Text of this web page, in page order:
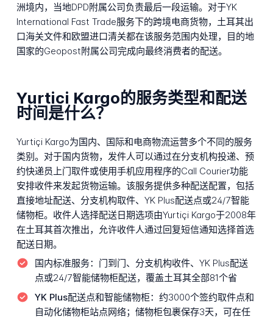
洲境内，当地DPD附属公司负责最后一段运输。对于YK
International Fast Trade服务下的跨境电商货物，土耳其出
口海关文件和欧盟进口清关都在该服务范围内处理，目的地
国家的Geopost附属公司完成向最终消费者的配送。
Yurtici Kargo的服务类型和配送
时间是什么？
Yurtiçi Kargo为国内、国际和电商物流运营多个不同的服务
类别。对于国内货物，发件人可以通过在分支机构投递、预
约快递员上门取件或使用手机应用程序的Call Courier功能
安排收件来发起货物运输。该服务提供多种配送配置，包括
直接地址配送、分支机构取件、YK Plus配送点或24/7智能
储物柜。收件人选择配送日期选项由Yurtiçi Kargo于2008年
在土耳其首次推出，允许收件人通过回复短信通知选择首选
配送日期。
国内标准服务： 门到门、分支机构收件、YK Plus配送
点或24/7智能储物柜配送，覆盖土耳其全部81个省
YK Plus配送点和智能储物柜： 约3000个签约取件点和
自动化储物柜站点网络；储物柜包裹保存3天，可在任